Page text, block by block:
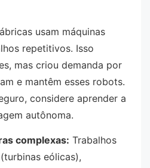
usam máquinas
repetitivos. Isso
mas criou demanda por
e mantêm esses robots.
considere aprender a
autônoma.
complexas: Trabalhos
eólicas),